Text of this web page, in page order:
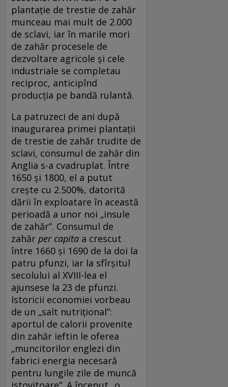
plantație de trestie de zahăr
munceau mai mult de 2.000
de sclavi, iar în marile mori
de zahăr procesele de
dezvoltare agricole și cele
industriale se completau
reciproc, anticipînd
producția pe bandă rulantă.
La patruzeci de ani după
inaugurarea primei plantații
de trestie de zahăr trudite de
sclavi, consumul de zahăr din
Anglia s-a cvadruplat. Între
1650 și 1800, el a putut
crește cu 2.500%, datorită
dării în exploatare în această
perioadă a unor noi „insule
de zahăr”. Consumul de
zahăr per capita a crescut
între 1660 și 1690 de la doi la
patru pfunzi, iar la sfîrșitul
secolului al XVIII-lea el
ajunsese la 23 de pfunzi.
Istoricii economiei vorbeau
de un „salt nutrițional”:
aportul de calorii provenite
din zahăr ieftin le oferea
„muncitorilor englezi din
fabrici energia necesară
pentru lungile zile de muncă